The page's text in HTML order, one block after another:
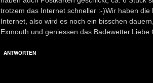
trotzem das Internet schneller :-)Wir haben
Internet, also wird es noch ein bisschen
Exmouth und geniessen das
ANTWORTEN